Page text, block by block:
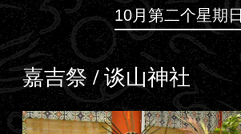
10月第二个星期日
嘉吉祭 / 谈山神社